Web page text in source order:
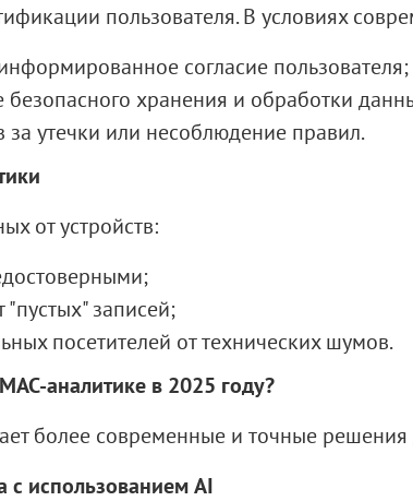
пользователя. В условиях
согласие пользователя;
безопасного хранения и обработки
утечки или несоблюдение правил.
от устройств:
"пустых" записей;
посетителей от технических шумов.
аналитике в 2025 году?
более современные и точные решения
с использованиемAI